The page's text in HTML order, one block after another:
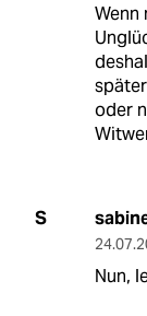
Wenn
oder
S
Nun,